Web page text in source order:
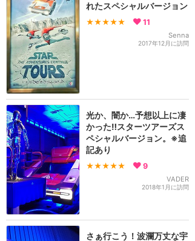
れたスペシャルバージョン
★★★★★ 11
Senna
2017年12月に訪問
光か、闇か…予想以上に凄
かった‼︎スターツアーズス
ペシャルバージョン。※追
記あり
★★★★★ 9
VADER
2018年1月に訪問
さぁ行こう！波瀾万丈な宇